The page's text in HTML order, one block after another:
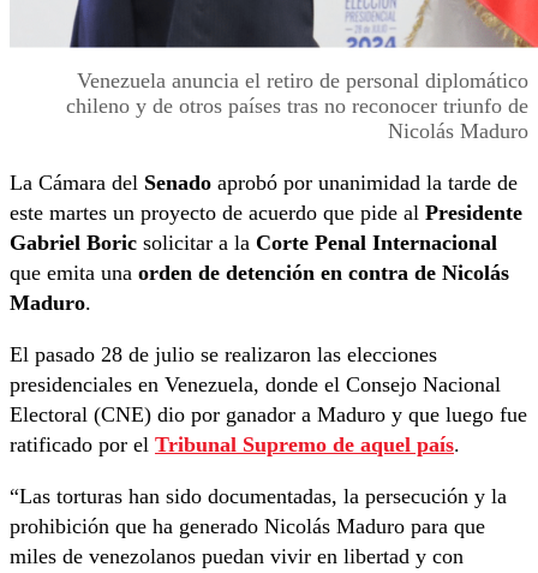
Venezuela anuncia el retiro de personal diplomático
chileno y de otros países tras no reconocer triunfo de
Nicolás Maduro
La Cámara del Senado aprobó por unanimidad la tarde de
este martes un proyecto de acuerdo que pide al Presidente
Gabriel Boric solicitar a la Corte Penal Internacional
que emita una orden de detención en contra de Nicolás
Maduro.
El pasado 28 de julio se realizaron las elecciones
presidenciales en Venezuela, donde el Consejo Nacional
Electoral (CNE) dio por ganador a Maduro y que luego fue
ratificado por el Tribunal Supremo de aquel país.
“Las torturas han sido documentadas, la persecución y la
prohibición que ha generado Nicolás Maduro para que
miles de venezolanos puedan vivir en libertad y con